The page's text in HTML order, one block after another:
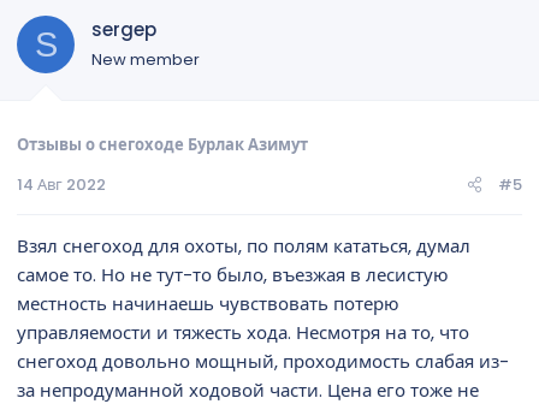
S sergep
New member
Отзывы о снегоходе Бурлак Азимут
14 Авг 2022
#5
Взял снегоход для охоты, по полям кататься, думал
самое то. Но не тут-то было, въезжая в лесистую
местность начинаешь чувствовать потерю
управляемости и тяжесть хода. Несмотря на то, что
снегоход довольно мощный, проходимость слабая из-
за непродуманной ходовой части. Цена его тоже не